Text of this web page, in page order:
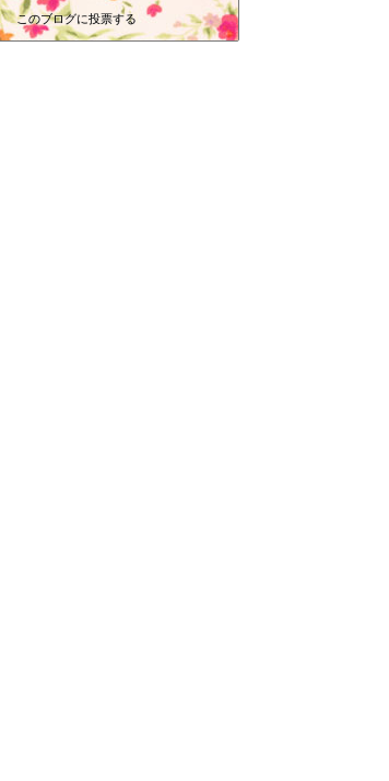
んといつも一緒
える家-愛犬と一緒にシンプルモダンライフ!?
このブログに投票する